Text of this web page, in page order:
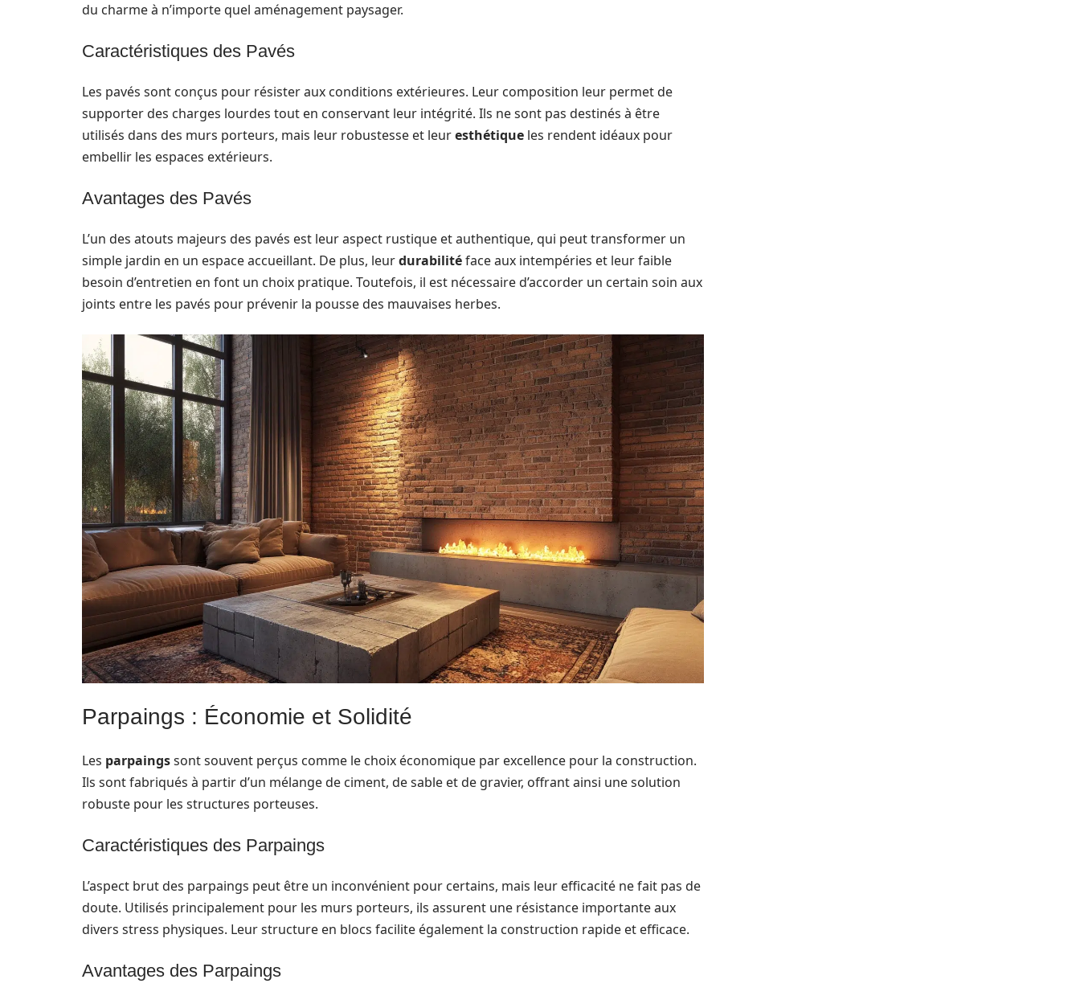
du charme à n’importe quel aménagement paysager.
Caractéristiques des Pavés
Les pavés sont conçus pour résister aux conditions extérieures. Leur composition leur permet de
supporter des charges lourdes tout en conservant leur intégrité. Ils ne sont pas destinés à être
utilisés dans des murs porteurs, mais leur robustesse et leuresthétique les rendent idéaux pour
embellir les espaces extérieurs.
Avantages des Pavés
L’un des atouts majeurs des pavés est leur aspect rustique et authentique, qui peut transformer un
simple jardin en un espace accueillant. De plus, leurdurabilitéface aux intempéries et leur faible
besoin d’entretien en font un choix pratique. Toutefois, il est nécessaire d’accorder un certain soin aux
joints entre les pavés pour prévenir la pousse des mauvaises herbes.
Parpaings : Économie et Solidité
Les parpaingssont souvent perçus comme le choix économique par excellence pour la construction.
Ils sont fabriqués à partir d’un mélange de ciment, de sable et de gravier, offrant ainsi une solution
robuste pour les structures porteuses.
Caractéristiques des Parpaings
L’aspect brut des parpaings peut être un inconvénient pour certains, mais leur efficacité ne fait pas de
doute. Utilisés principalement pour les murs porteurs, ils assurent une résistance importante aux
divers stress physiques. Leur structure en blocs facilite également la construction rapide et efficace.
Avantages des Parpaings